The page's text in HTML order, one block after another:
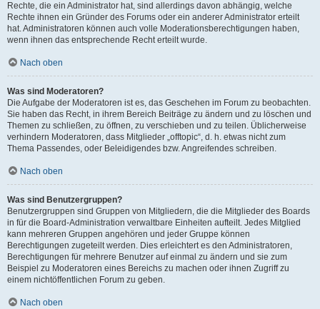
Rechte, die ein Administrator hat, sind allerdings davon abhängig, welche
Rechte ihnen ein Gründer des Forums oder ein anderer Administrator erteilt
hat. Administratoren können auch volle Moderationsberechtigungen haben,
wenn ihnen das entsprechende Recht erteilt wurde.
Nach oben
Was sind Moderatoren?
Die Aufgabe der Moderatoren ist es, das Geschehen im Forum zu beobachten.
Sie haben das Recht, in ihrem Bereich Beiträge zu ändern und zu löschen und
Themen zu schließen, zu öffnen, zu verschieben und zu teilen. Üblicherweise
verhindern Moderatoren, dass Mitglieder „offtopic“, d. h. etwas nicht zum
Thema Passendes, oder Beleidigendes bzw. Angreifendes schreiben.
Nach oben
Was sind Benutzergruppen?
Benutzergruppen sind Gruppen von Mitgliedern, die die Mitglieder des Boards
in für die Board-Administration verwaltbare Einheiten aufteilt. Jedes Mitglied
kann mehreren Gruppen angehören und jeder Gruppe können
Berechtigungen zugeteilt werden. Dies erleichtert es den Administratoren,
Berechtigungen für mehrere Benutzer auf einmal zu ändern und sie zum
Beispiel zu Moderatoren eines Bereichs zu machen oder ihnen Zugriff zu
einem nichtöffentlichen Forum zu geben.
Nach oben